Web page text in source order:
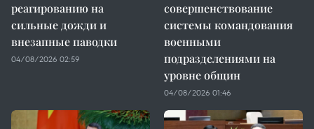
реагированию на
сильные дожди и
внезапные паводки
04/08/2026 02:59
совершенствование
системы командования
военными
подразделениями на
уровне общин
04/08/2026 01:46